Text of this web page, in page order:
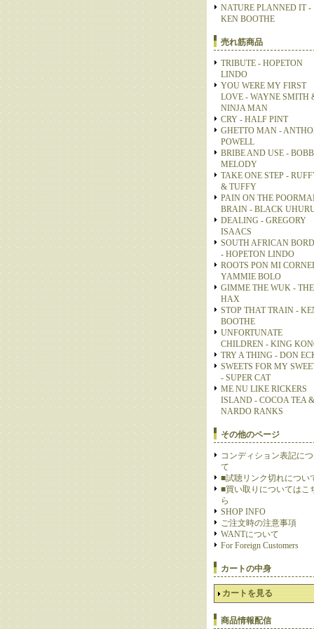
NATURE PLANNED IT -
KEN BOOTHE
売れ筋商品
TRIBUTE - HOPETON
LINDO
YOU WERE MY FIRST
LOVE - WAYNE SMITH
NINJA MAN
CRY - HALF PINT
GHETTO MAN -
POWELL
BRIBE AND USE -
MELODY
TAKE ONE STEP -
& TUFFY
PAIN ON THE
BRAIN - BLACK
DEALING - GREGORY
ISAACS
SOUTH AFRICAN
- HOPETON LINDO
ROOTS PON MI
YAMMIE BOLO
GIMME THE WUK - THE
HAX
STOP THAT TRAIN -
BOOTHE
UNFORTUNATE
CHILDREN - KING
TRY A THING - DON
SWEETS FOR MY
- SUPER CAT
ME NU LIKE RICKERS
ISLAND - COCOA TEA &
NARDO RANKS
その他のページ
コンディション表記に
て
■試聴リンク切れについ
■買い取りについてはこ
ら
SHOP INFO
ご注文時の注意事項
WANTについて
For Foreign Customers
カートの中身
カートを見る
商品情報配信